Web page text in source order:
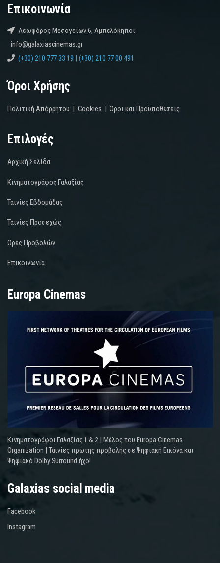
Επικοινωνία
Λεωφόρος Μεσογείων 6, Αμπελόκηποι
info@galaxiascinemas.gr
(+30) 210 777 33 19 | (+30) 210 77 00 491
Όροι Χρήσης
Πολιτική Απόρρητου | Cookies |Όροι και Προϋποθέσεις
Επιλογές
Αρχική Σελίδα
Κινηματογράφος Γαλαξίας
Ταινίες Εβδομάδας
Ταινίες Προσεχώς
Ωρες Προβολών
Επικοινωνία
Europa Cinemas
Κινηματογράφοι Γαλαξίας 1 & 2 | Μέλος του Europa Cinemas
Organization | Ταινίες πρώτης προβολής σε Ψηφιακή Εικόνα και
Ψηφιακό Dolby Surround ήχο!
Galaxias social media
Facebook
Instagram